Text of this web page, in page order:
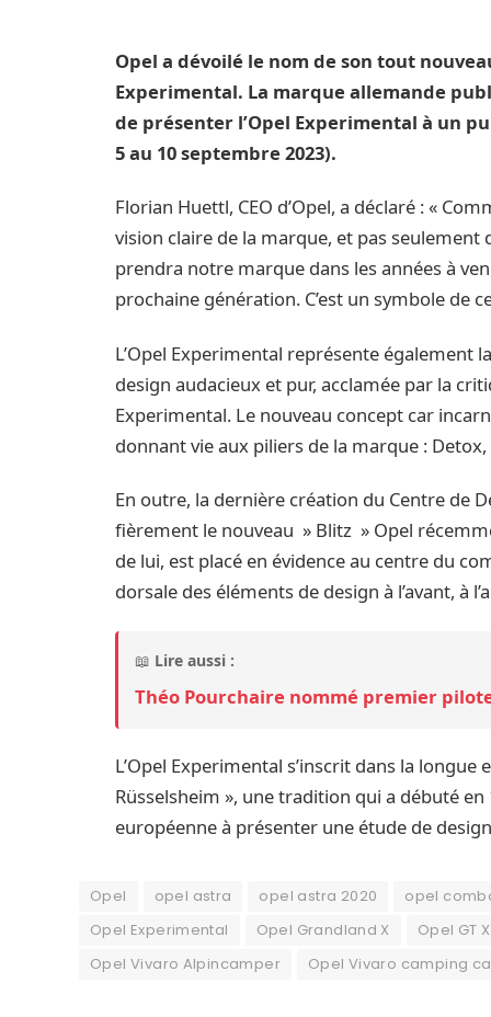
Opel a dévoilé le nom de son tout
Experimental. La marque allemande
de présenter l’Opel Experimental à un
5 au 10 septembre 2023).
Florian Huettl, CEO d’Opel, a déclaré : «
vision claire de la marque, et pas
prendra notre marque dans les années à
prochaine génération. C’est un symbole de
L’Opel Experimental représente également
design audacieux et pur, acclamée par la
Experimental. Le nouveau concept car
donnant vie aux piliers de la marque :
En outre, la dernière création du Centre de
fièrement le nouveau » Blitz » Opel
de lui, est placé en évidence au centre du
dorsale des éléments de design à l’avant, à
📖 Lire aussi :
Théo Pourchaire nommé premier
L’Opel Experimental s’inscrit dans la
Rüsselsheim », une tradition qui a débuté
européenne à présenter une étude de
Opel opel astra opel astra 2020
opel
Opel Experimental
Opel Grandland X
Opel GT X
Opel Vivaro Alpincamper
Opel Vivaro camping